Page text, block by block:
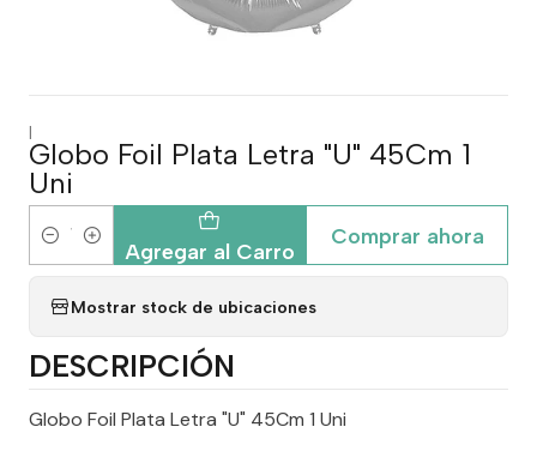
|
Globo Foil Plata Letra "U" 45Cm 1
Uni
Cantidad Agregar al Carro
Comprar ahora
Mostrar stock de ubicaciones
DESCRIPCIÓN
Globo Foil Plata Letra "U" 45Cm 1 Uni